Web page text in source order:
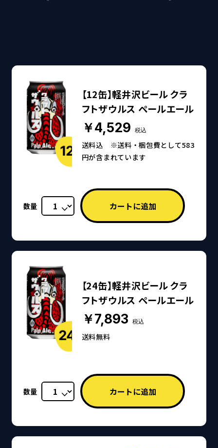
【12缶】軽井沢ビール クラ
フトザウルス ペールエール
￥4,529 税込
送料込 ※送料・梱包費として583
円が含まれています
数量
【24缶】軽井沢ビール クラ
フトザウルス ペールエール
￥7,893 税込
送料無料
数量